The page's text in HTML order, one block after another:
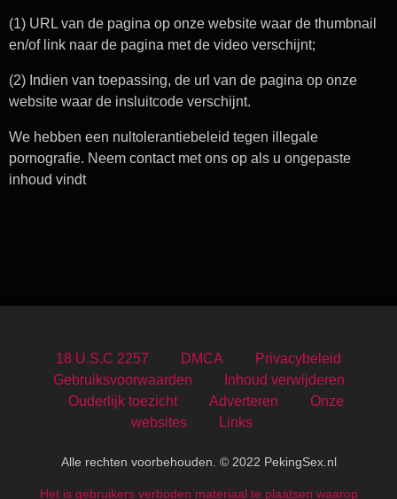
(1) URL van de pagina op onze website waar de thumbnail
en/of link naar de pagina met de video verschijnt;
(2) Indien van toepassing, de url van de pagina op onze
website waar de insluitcode verschijnt.
We hebben een nultolerantiebeleid tegen illegale
pornografie. Neem contact met ons op als u ongepaste
inhoud vindt
18 U.S.C 2257 DMCA
Privacybeleid
Gebruiksvoorwaarden
Inhoud verwijderen
Ouderlijk toezicht
Adverteren
Onze
websites
Links
Alle rechten voorbehouden. © 2022 PekingSex.nl
Het is gebruikers verboden materiaal te plaatsen waarop